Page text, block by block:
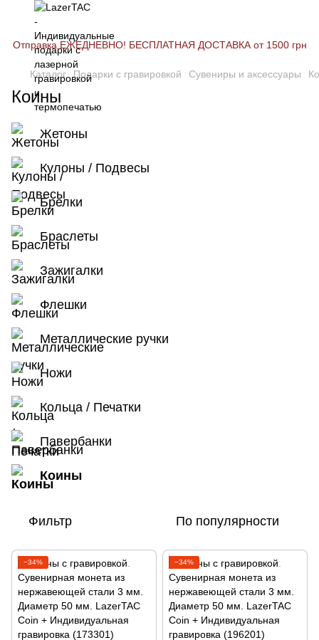
Отправка ЕЖЕДНЕВНО! БЕСПЛАТНАЯ ДОСТАВКА от 1500 грн
Каталог Подарки с гравировкой Сувениры и аксессуары
Коины
Жетоны
Кулоны / Подвесы
Брелки
Браслеты
Зажигалки
Флешки
Металлические ручки
Ножи
Кольца / Печатки
Павербанки
Коины
Фильтр По популярности
−34% −34%